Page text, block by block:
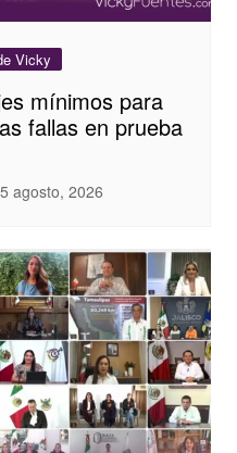
Vicky
mínimos para
fallas en prueba
5 agosto, 2026